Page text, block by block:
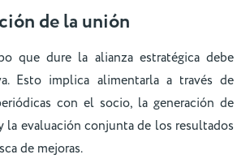
de la unión
que dure la alianza estratégica debe
Esto implica alimentarla a través de
con el socio, la generación de
la evaluación conjunta de los resultados
de mejoras.